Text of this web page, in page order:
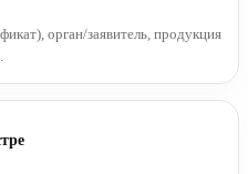
орган/заявитель, продукция